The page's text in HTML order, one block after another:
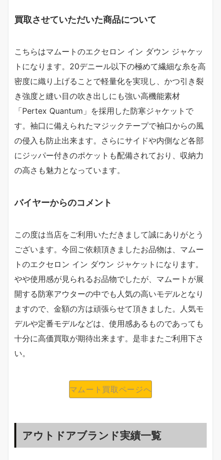
買取させていただいた商品について
こちらはマムートのエクセロン イン ダウン ジャケッ
トになります。20デニール以下の極めて繊細な糸を高
密度に織り上げることで軽量化を実現し、かつ引き裂
き強度と縫い目の吹き出しにも強い高機能素材
「Pertex Quantum」を採用した防寒ジャケットで
す。袖口に備えられたマジックテープで袖口からの風
の侵入も防止出来ます。さらにサイドや内側など各部
にジッパー付きのポケットも配備されており、収納力
の高さも魅力となっています。
バイヤーからのコメント
この度は当店をご利用いただきまして誠にありがとう
ございます。今回ご依頼頂きましたお品物は、マムー
トのエクセロン イン ダウン ジャケットになります。
やや使用感が見られるお品物でしたが、マムートが展
開する防寒アウターの中でも人気の高いモデルとなり
ますので、金額の方は頑張らせて頂きました。人気モ
デルや定番モデルなどは、使用感あるものであっても
十分に高価買取が期待出来ます。是非またご利用下さ
い。
マムート買取ページへ
アウトドアブランド実績一覧